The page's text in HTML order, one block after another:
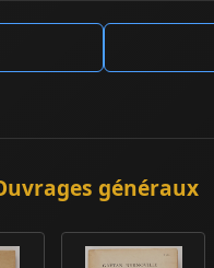
généraux